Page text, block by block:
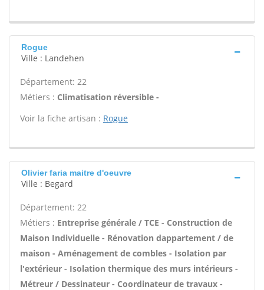
Rogue
Ville : Landehen
Département: 22
Métiers : Climatisation réversible -
Voir la fiche artisan : Rogue
Olivier faria maitre d'oeuvre
Ville : Begard
Département: 22
Métiers : Entreprise générale / TCE - Construction de
Maison Individuelle - Rénovation dappartement / de
maison - Aménagement de combles - Isolation par
l'extérieur - Isolation thermique des murs intérieurs -
Métreur / Dessinateur - Coordinateur de travaux -